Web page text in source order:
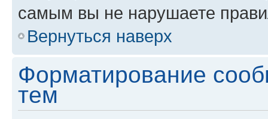
самым вы не нарушаете
Вернуться наверх
Форматирование
тем